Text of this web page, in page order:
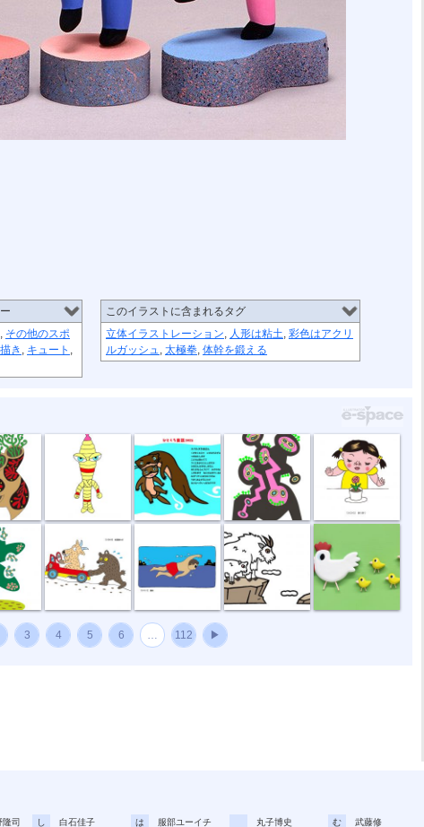
, その他のスポ
き , キュート ,
このイラストに含まれるタグ
立体イラストレーション, 人形は粘土, 彩色はアクリ
ルガッシュ, 太極拳, 体幹を鍛える
春の香り
坂道登れば 遠泳 崖っぷちのシ... ニワトリ親子
3 4 5 6 … 112 ▶
隆司 し 白石佳子 は 服部ユーイチ 丸子博史 む 武藤修